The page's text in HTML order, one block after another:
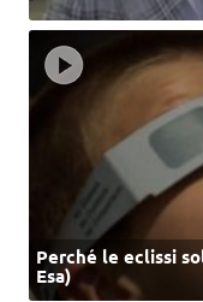
Perché le eclissi
Esa)